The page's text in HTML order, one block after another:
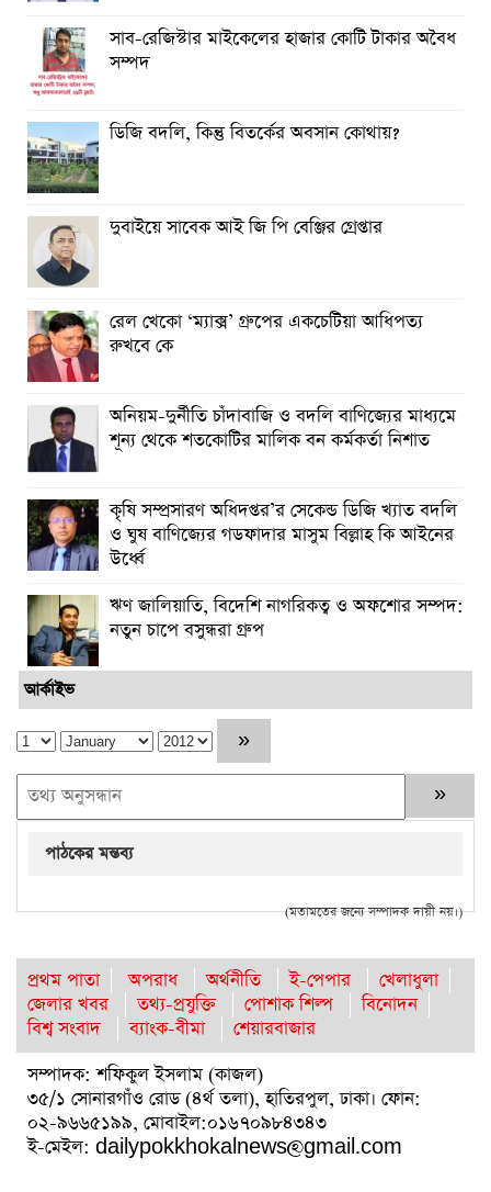
সাব-রেজিস্টার মাইকেলের হাজার কোটি টাকার অবৈধ
সম্পদ
ডিজি বদলি, কিন্তু বিতর্কের অবসান কোথায়?
দুবাইয়ে সাবেক আই জি পি বেঞ্জির গ্রেপ্তার
রেল খেকো ‘ম্যাক্স’ গ্রুপের একচেটিয়া আধিপত্য
রুখবে কে
অনিয়ম-দুর্নীতি চাঁদাবাজি ও বদলি বাণিজ্যের মাধ্যমে
শূন্য থেকে শতকোটির মালিক বন কর্মকর্তা নিশাত
কৃষি সম্প্রসারণ অধিদপ্তর’র সেকেন্ড ডিজি খ্যাত বদলি
ও ঘুষ বাণিজ্যের গডফাদার মাসুম বিল্লাহ কি আইনের
উর্ধ্বে
ঋণ জালিয়াতি, বিদেশি নাগরিকত্ব ও অফশোর সম্পদ:
নতুন চাপে বসুন্ধরা গ্রুপ
আর্কাইভ
পাঠকের মন্তব্য
(মতামতের জন্যে সম্পাদক দায়ী নয়।)
প্রথম পাতা অপরাধ অর্থনীতি ই-পেপার
খেলাধুলা
জেলার খবর
তথ্য-প্রযুক্তি পোশাক শিল্প
বিনোদন
বিশ্ব সংবাদ
ব্যাংক-বীমা
শেয়ারবাজার
সম্পাদক: শফিকুল ইসলাম (কাজল)
৩৫/১ সোনারগাঁও রোড (৪র্থ তলা), হাতিরপুল, ঢাকা। ফোন:
০২-৯৬৬৫১৯৯, মোবাইল:০১৬৭০৯৮৪৩৪৩
ই-মেইল: dailypokkhokalnews@gmail.com